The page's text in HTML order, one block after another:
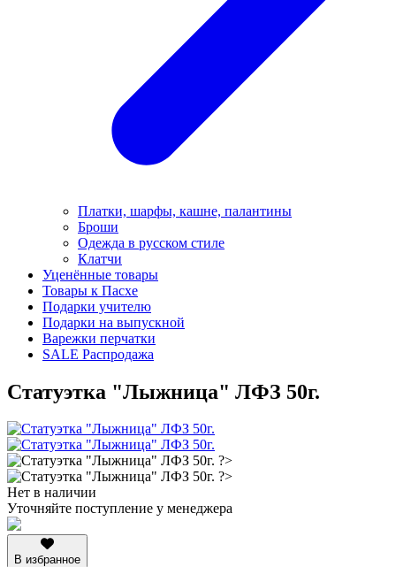
Платки, шарфы, кашне, палантины
Броши
Одежда в русском стиле
Клатчи
Уценённые товары
Товары к Пасхе
Подарки учителю
Подарки на выпускной
Варежки перчатки
SALE Распродажа
Статуэтка "Лыжница" ЛФЗ 50г.
Нет в наличии
Уточняйте поступление у менеджера
В избранное